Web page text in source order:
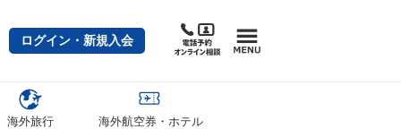
ログイン・新規入会
海外旅行 海外航空券・ホテル